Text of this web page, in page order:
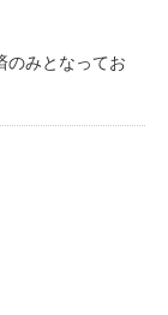
のみとなってお